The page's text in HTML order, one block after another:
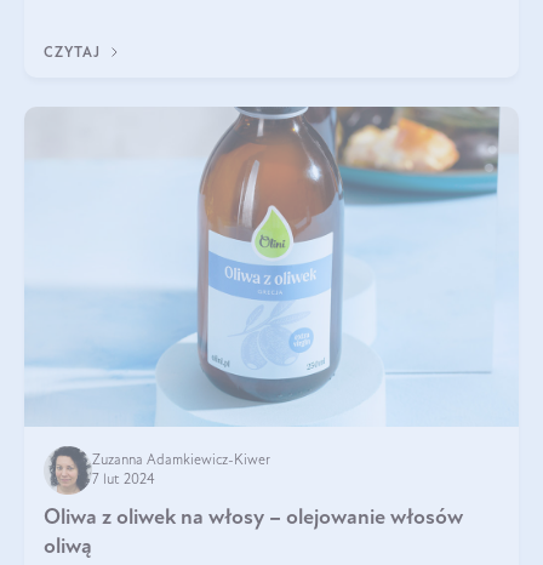
CZYTAJ
Zuzanna Adamkiewicz-Kiwer
7 lut 2024
Oliwa z oliwek na włosy – olejowanie włosów
oliwą